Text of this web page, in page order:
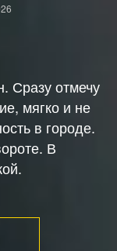
Сразу отмечу
мягко и не
в городе.
В